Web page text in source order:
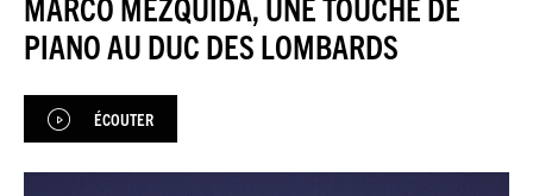
JAZZENDA
ESPACEPREMIUM
PIANO AU DUC DES LOMBARDS
ÉCOUTER